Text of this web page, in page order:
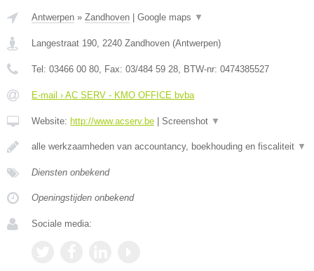
Antwerpen » Zandhoven Google maps ▼
Langestraat 190, 2240 Zandhoven (Antwerpen)
Tel: 03466 00 80, Fax: 03/484 59 28, BTW-nr: 0474385527
E-mail › AC SERV - KMO OFFICE bvba
Website: http://www.acserv.be Screenshot ▼
alle werkzaamheden van accountancy, boekhouding en fiscaliteit ▼
Diensten onbekend
Openingstijden onbekend
Sociale media: